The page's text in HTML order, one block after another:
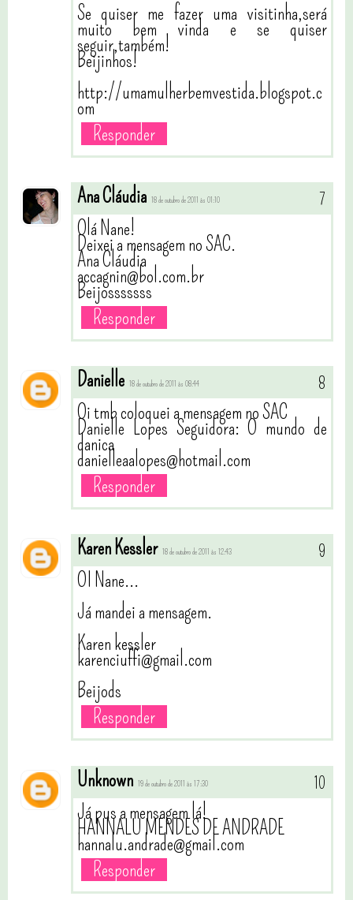
Se quiser me fazer uma visitinha,será
muito bem vinda e se quiser
seguir,também!
Beijinhos!
http://umamulherbemvestida.blogspot.c
om
Responder
Ana Cláudia 18 de outubro de 2011 às 01:10
Olá Nane!
Deixei a mensagem no SAC.
Ana Cláudia
accagnin@bol.com.br
Beijosssssss
Responder
Danielle 18 de outubro de 2011 às 08:44
Oi tmb coloquei a mensagem no SAC
Danielle Lopes Seguidora: O mundo de
danica
danielleaalopes@hotmail.com
Responder
Karen Kessler 18 de outubro de 2011 às 12:43
OI Nane...
Já mandei a mensagem.
Karen kessler
karenciuffi@gmail.com
Beijods
Responder
Unknown 19 de outubro de 2011 às 17:30
Já pus a mensagem lá!
HANNALU MENDES DE ANDRADE
hannalu.andrade@gmail.com
Responder